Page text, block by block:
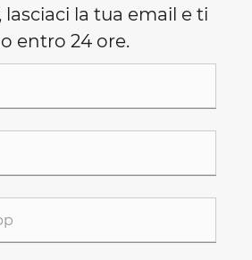
lasciaci la tua email e ti
entro 24 ore.